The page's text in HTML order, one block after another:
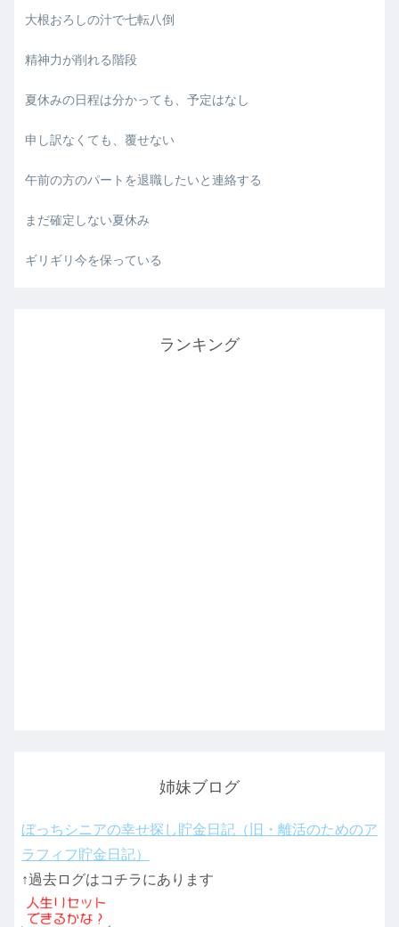
大根おろしの汁で七転八倒
精神力が削れる階段
夏休みの日程は分かっても、予定はなし
申し訳なくても、覆せない
午前の方のパートを退職したいと連絡する
まだ確定しない夏休み
ギリギリ今を保っている
ランキング
姉妹ブログ
ぼっちシニアの幸せ探し貯金日記（旧・離活のためのア
ラフィフ貯金日記）
↑過去ログはコチラにあります